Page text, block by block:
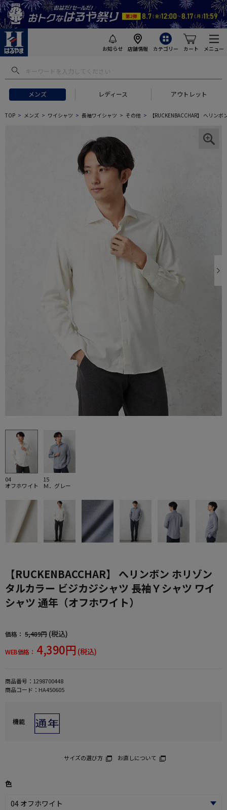
お知らせ 店舗情報 カテゴリー カート メニュー
メンズ レディース アウトレット
TOP メンズ ワイシャツ 長袖ワイシャツ その他 【RUCKENBACCHAR】 へリン
04
オフホワイト
15
Ｍ．グレー
【RUCKENBACCHAR】 へリンボン ホリゾン
タルカラー ビジカジシャツ 長袖Ｙシャツ ワイ
シャツ 通年（オフホワイト）
価格： 5,489円 (税込)
WEB価格： 4,390円 (税込)
商品番号： 1298700448
商品コード： HA450605
機能
サイズの選び方 お直しについて
色